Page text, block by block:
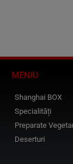
MENIU
Shanghai BOX
Specialități
Preparate
Deserturi